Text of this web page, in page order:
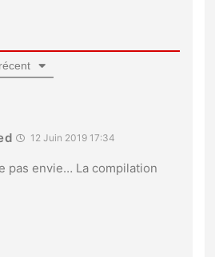
12 Juin 2019 17:34
pas envie… La compilation